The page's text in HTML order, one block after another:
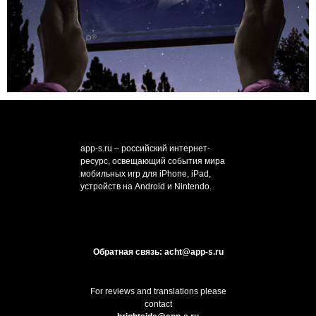
app-s.ru – российский интернет-
ресурс, освещающий события мира
мобильных игр для iPhone, iPad,
устройств на Android и Nintendo.
Обратная связь: acht@app-s.ru
For reviews and translations please
contact